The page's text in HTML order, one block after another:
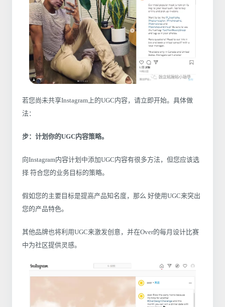
若您尚未共享Instagram上的UGC内容，请立即开始。具体做
法：
步：计划你的UGC内容策略。
向Instagram内容计划中添加UGC内容有很多方法，但您应该选
择 符合您的业务目标的策略。
假如您的主要目标是提高产品知名度，那么 好使用UGC来突出
您的产品特色。
其他品牌也将利用UGC来激发创意，并在Over的每月设计比赛
中为社区提供灵感。